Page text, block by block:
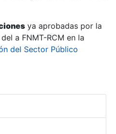
ya aprobadas por la
a FNMT-RCM en la
del Sector Público